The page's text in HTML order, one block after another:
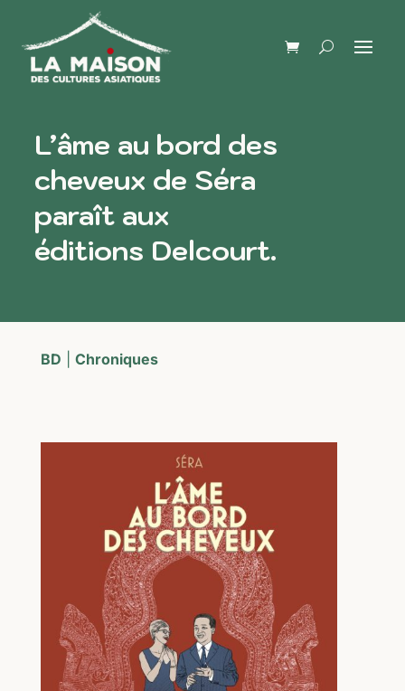
L’âme au bord des
cheveux de Séra
paraît aux
éditions Delcourt.
BD Chroniques